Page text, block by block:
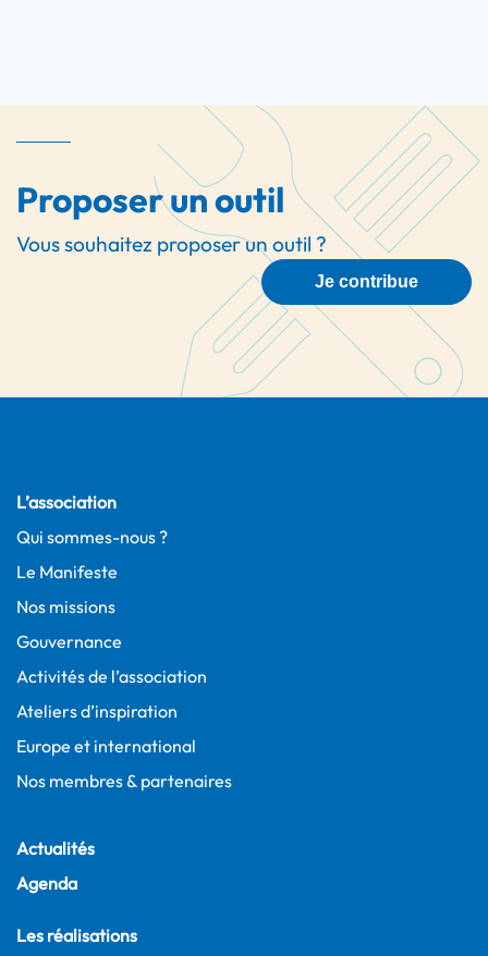
Proposer un outil
Vous souhaitez proposer un outil ?
Je contribue
L’association
Qui sommes-nous ?
Le Manifeste
Nos missions
Gouvernance
Activités de l’association
Ateliers d’inspiration
Europe et international
Nos membres & partenaires
Actualités
Agenda
Les réalisations